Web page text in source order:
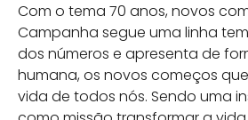
Com o tema 70 anos, novos
Campanha segue uma linha
dos números e apresenta de
humana, os novos começos
vida de todos nós. Sendo uma